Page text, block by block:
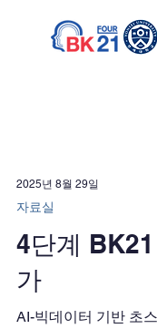
2025년 8월 29일
자료실
4단계
가
AI-빅데이터 기반 초